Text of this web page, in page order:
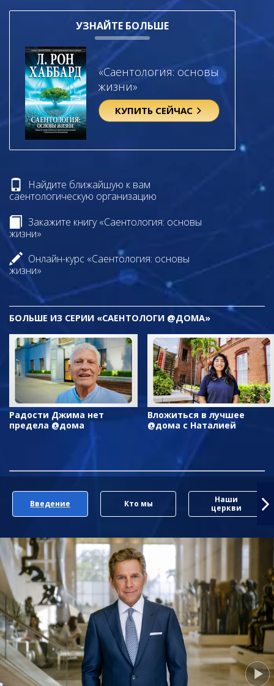
УЗНАЙТЕ БОЛЬШЕ
«Саентология: основы
жизни»
КУПИТЬ СЕЙЧАС
Найдите ближайшую к вам
саентологическую организацию
Закажите книгу «Саентология: основы
жизни»
Онлайн-курс «Саентология: основы
жизни»
БОЛЬШЕ ИЗ СЕРИИ «САЕНТОЛОГИ @ДОМА»
Радости Джима нет
предела @дома
Вложиться в лучшее
@дома с Наталией
Введение Кто мы
Наши
церкви